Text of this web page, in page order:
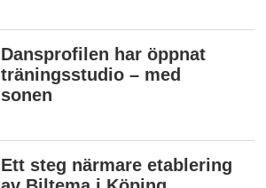
Dansprofilen har öppnat
träningsstudio – med
sonen
Ett steg närmare etablering